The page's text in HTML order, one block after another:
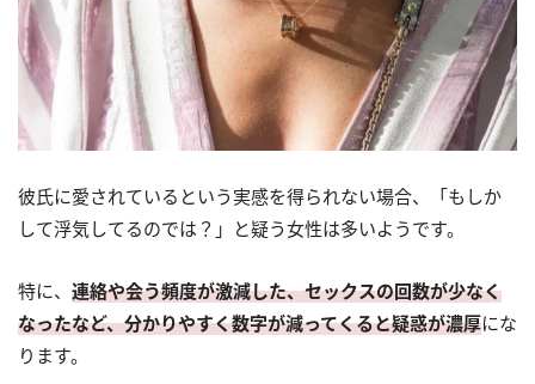
彼氏に愛されているという実感を得られない場合、「もしか
して浮気してるのでは？」と疑う女性は多いようです。
特に、 連絡や会う頻度が激減した、セックスの回数が少なく
なったなど、分かりやすく数字が減ってくると疑惑が濃厚にな
ります。